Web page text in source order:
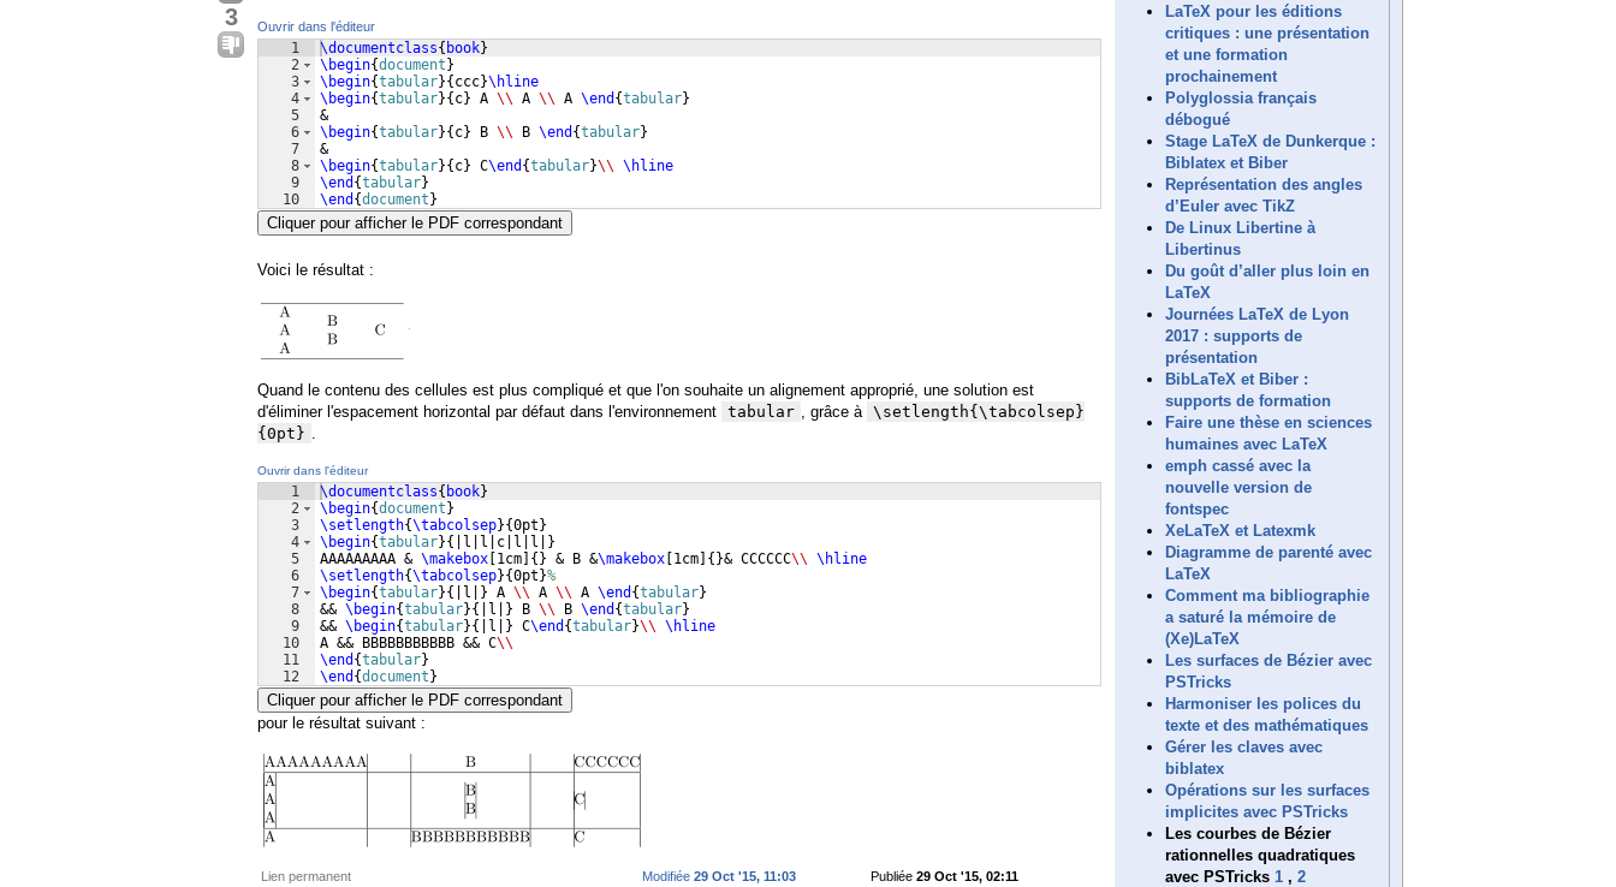
3 Ouvrir dans l'éditeur
1
2
3
4
5
6
7
8
9
10
\documentclass{ book}
\begin{document }
\begin{tabular}{ ccc}\hline
\begin{tabular}{ c} A \\ A \\ A \end {tabular}
&
\begin{tabular}{ c} B \\ B \end {tabular}
&
\begin{tabular}{ c} C\end {tabular}\\ \hline
\end {tabular}
\end {document }
Cliquer pour afficher le PDF correspondant
Voici le résultat :
Quand le contenu des cellules est plus compliqué et que l'on souhaite un alignement approprié, une solution est
d'éliminer l'espacement horizontal par défaut dans l'environnement tabular , grâce à \setlength{\tabcolsep}
{0pt} .
Ouvrir dans l'éditeur
1
2
3
4
5
6
7
8
9
10
11
12
\documentclass{ book}
\begin{document }
\setlength{\tabcolsep}{0pt }
\begin{tabular}{ |l|l|c|l|l|
}
AAAAAAAAA & \makebox 1cm { } & B &\makebox 1cm { }& CCCCCC\\ \hline
\setlength{\tabcolsep}{0pt }%
\begin{tabular}{ |l| } A \\ A \\ A \end {tabular}
&& \begin{tabular}{ |l| } B \\ B \end {tabular}
&& \begin{tabular}{ |l| } C\end {tabular}\\ \hline
A && BBBBBBBBBBB && C\\
\end {tabular}
\end {document }
Cliquer pour afficher le PDF correspondant
pour le résultat suivant :
Lien permanent Publiée 29 Oct '15, 02:11
Modifiée 29 Oct '15, 11:03
LaTeX pour les éditions
critiques : une présentation
et une formation
prochainement
Polyglossia français
débogué
Stage LaTeX de Dunkerque :
Biblatex et Biber
Représentation des angles
d’Euler avec TikZ
De Linux Libertine à
Libertinus
Du goût d’aller plus loin en
LaTeX
Journées LaTeX de Lyon
2017 : supports de
présentation
BibLaTeX et Biber :
supports de formation
Faire une thèse en sciences
humaines avec LaTeX
emph cassé avec la
nouvelle version de
fontspec
XeLaTeX et Latexmk
Diagramme de parenté avec
LaTeX
Comment ma bibliographie
a saturé la mémoire de
(Xe)LaTeX
Les surfaces de Bézier avec
PSTricks
Harmoniser les polices du
texte et des mathématiques
Gérer les claves avec
biblatex
Opérations sur les surfaces
implicites avec PSTricks
Les courbes de Bézier
rationnelles quadratiques
avec PSTricks 1 , 2